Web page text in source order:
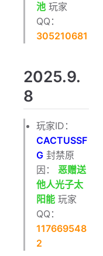
池 玩家
QQ：
305210681
2025.9.
8
玩家ID：
CACTUSSF
G 封禁原
因： 恶赠送
他人光子太
阳能 玩家
QQ：
117669548
2